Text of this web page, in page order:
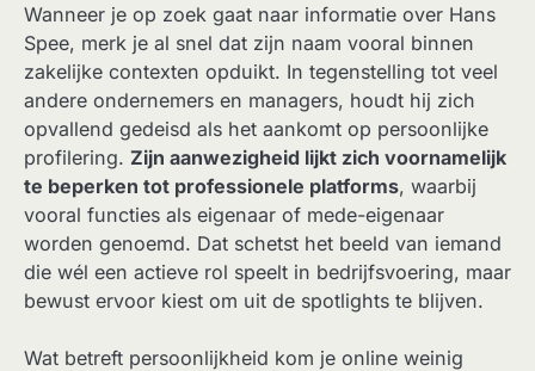
Wanneer je op zoek gaat naar informatie over Hans
Spee, merk je al snel dat zijn naam vooral binnen
zakelijke contexten opduikt. In tegenstelling tot veel
andere ondernemers en managers, houdt hij zich
opvallend gedeisd als het aankomt op persoonlijke
profilering. Zijn aanwezigheid lijkt zich voornamelijk
te beperken tot professionele platforms, waarbij
vooral functies als eigenaar of mede-eigenaar
worden genoemd. Dat schetst het beeld van iemand
die wél een actieve rol speelt in bedrijfsvoering, maar
bewust ervoor kiest om uit de spotlights te blijven.
Wat betreft persoonlijkheid kom je online weinig